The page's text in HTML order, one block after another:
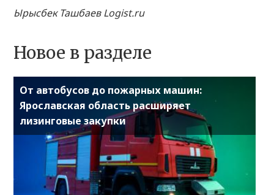
Ырысбек Ташбаев Logist.ru
Новое в разделе
От автобусов до пожарных машин:
Ярославская область расширяет
лизинговые закупки